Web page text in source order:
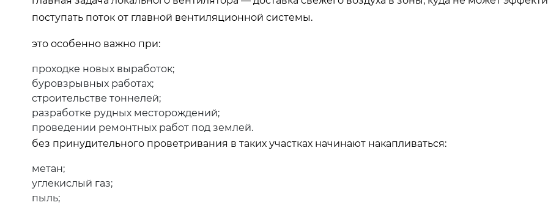
поступать поток от главной вентиляционной системы.
это особенно важно при:
проходке новых выработок;
буровзрывных работах;
строительстве тоннелей;
разработке рудных месторождений;
проведении ремонтных работ под землей.
без принудительного проветривания в таких участках начинают накапливаться:
метан;
углекислый газ;
пыль;